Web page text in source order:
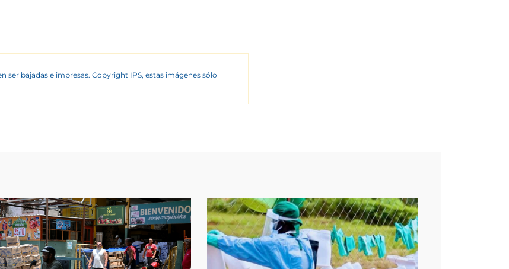
ser bajadas e impresas. Copyright IPS, estas imágenes sólo